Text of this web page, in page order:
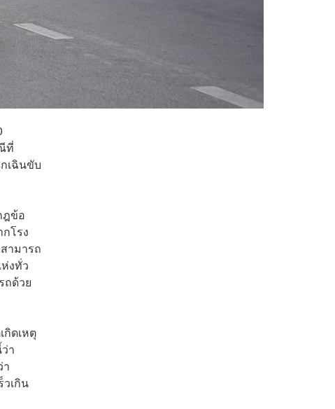
ที่
เฉินขับ
ฎข้อ
โรง
ามารถ
งทั่ว
ถด้วย
กิดเหตุ
า
เกิน